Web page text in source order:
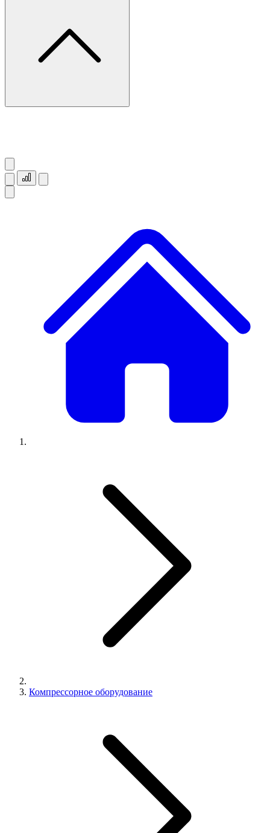
Компрессорное оборудование